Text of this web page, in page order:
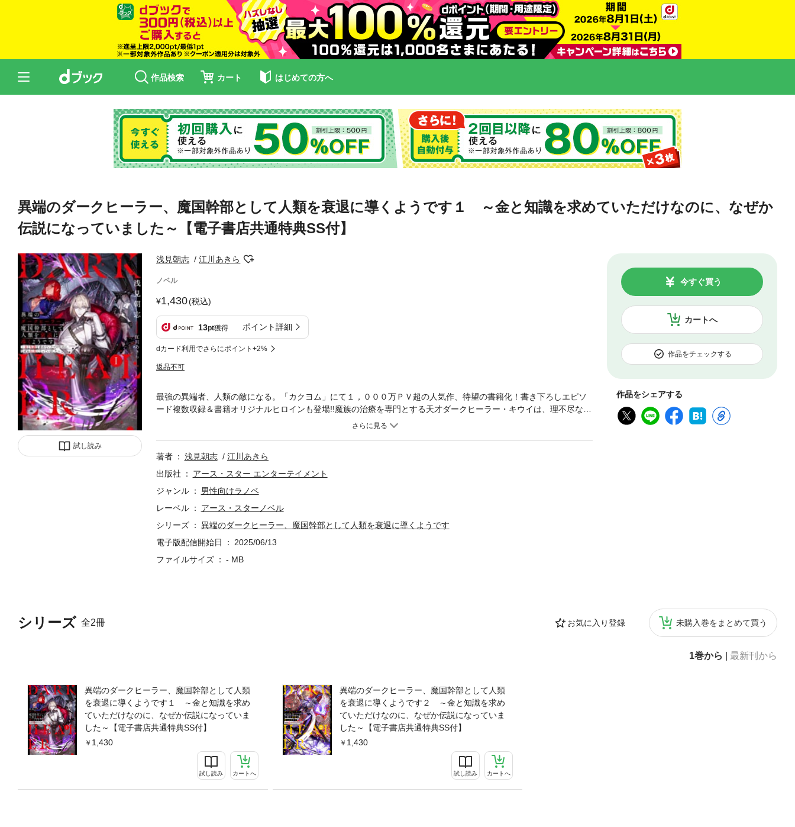
作品検索 カート はじめての方へ
異端のダークヒーラー、魔国幹部として人類を衰退に導くようです１ ～金と知識を求めていただけなのに、なぜか
伝説になっていました～【電子書店共通特典SS付】
試し読み
浅見朝志 江川あきら
ノベル
1,430(税込)
13pt獲得 ポイント詳細
dカード利用でさらにポイント+2%
返品不可
カートへ
今すぐ買う
作品をチェックする
作品をシェアする
シリーズ 全2冊 お気に入り登録 未購入巻をまとめて買う
1巻から 最新刊から
異端のダークヒーラー、魔国幹部として人類
を衰退に導くようです１ ～金と知識を求め
ていただけなのに、なぜか伝説になっていま
した～【電子書店共通特典SS付】
1,430
試し読み カートへ
異端のダークヒーラー、魔国幹部として人類
を衰退に導くようです２ ～金と知識を求め
ていただけなのに、なぜか伝説になっていま
した～【電子書店共通特典SS付】
1,430
試し読み カートへ
最強の異端者、人類の敵になる。「カクヨム」にて１，０００万ＰＶ超の人気作、待望の書籍化！書き下ろしエピソ
ード複数収録＆書籍オリジナルヒロインも登場!!魔族の治療を専門とする天才ダークヒーラー・キウイは、理不尽な人
類国家から「魔国」に亡命することに。金と知識のために魔族を治療していたら、意図せぬ活躍で大出世しちゃっ
ク アース・スターにてコミカライズ企画進行中！※本書は、カクヨムに掲載された「異端のダークヒーラー、魔国幹
部として人類を衰退に導くようです～金と知識を求めていただけなのに、なぜか伝説になっていました～」を加筆修
著者 浅見朝志
江川あきら
出版社
アース・スター エンターテイメント
ジャンル
男性向けラノベ
レーベル
アース・スターノベル
シリーズ
異端のダークヒーラー、魔国幹部として人類を衰退に導くようです
電子版配信開始日
2025/06/13
ファイルサイズ
- MB